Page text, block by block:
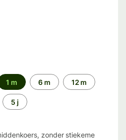
1 m 6 m 12 m
5 j
zonder stiekeme